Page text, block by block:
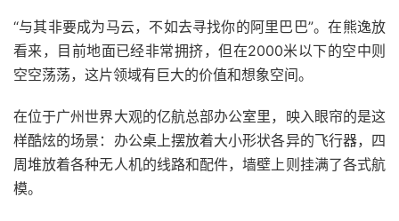
“与其非要成为马云，不如去寻找你的阿里巴巴”。在熊逸放
看来，目前地面已经非常拥挤，但在2000米以下的空中则
空空荡荡，这片领域有巨大的价值和想象空间。
在位于广州世界大观的亿航总部办公室里，映入眼帘的是这
样酷炫的场景：办公桌上摆放着大小形状各异的飞行器，四
周堆放着各种无人机的线路和配件，墙壁上则挂满了各式航
模。